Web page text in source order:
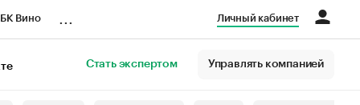
Вино Личный кабинет
Стать экспертом Управлять компанией